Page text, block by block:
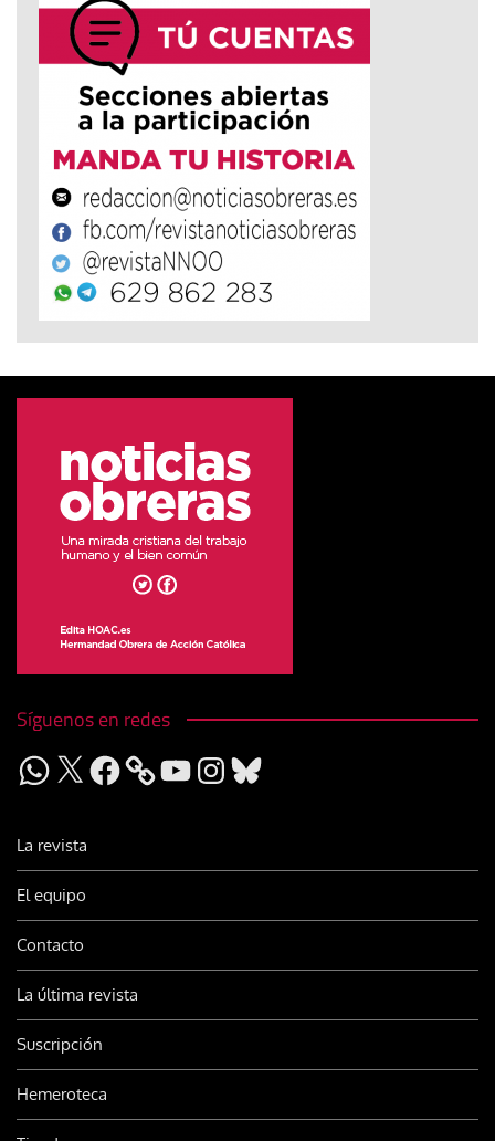
Síguenos en redes
WhatsApp
X Facebook YouTubeInstagram
Bluesky
La revista
El equipo
Contacto
La última revista
Suscripción
Hemeroteca